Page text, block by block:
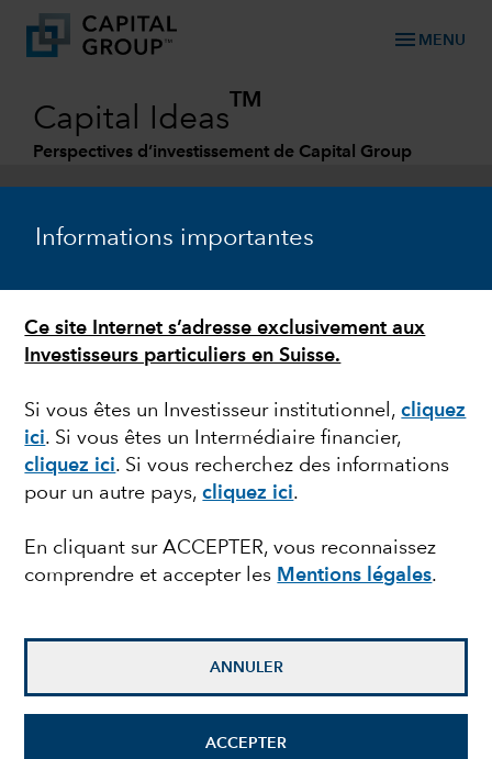
Informations importantes
Ce site Internet s’adresse exclusivement aux
Investisseurs particuliers en Suisse.
Si vous êtes un Investisseur institutionnel,cliquez
ici. Si vous êtes un Intermédiaire financier,
cliquez ici. Si vous recherchez des informations
pour un autre pays,cliquez ici.
En cliquant sur ACCEPTER, vous reconnaissez
comprendre et accepter les Mentions légales.
ANNULER
ACCEPTER
menu MENU
Capital Ideas
TM
Perspectives d’investissement de Capital Group
VOLATILITÉ BOURSIÈRE
Ce que la faillite
de SVB signifie pour les
investisseurs